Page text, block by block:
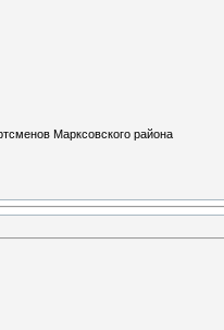
Марксовского района